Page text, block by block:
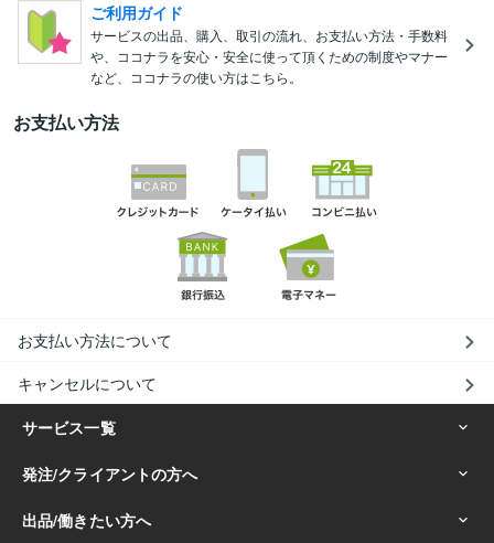
ご利用ガイド
サービスの出品、購入、取引の流れ、お支払い方法・手数料
や、ココナラを安心・安全に使って頂くための制度やマナー
など、ココナラの使い方はこちら。
お支払い方法
お支払い方法について
キャンセルについて